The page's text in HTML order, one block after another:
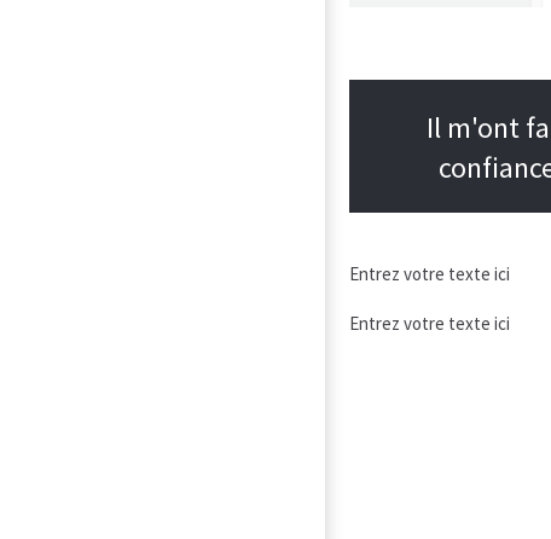
Il m'ont
Entrez votre texte ici
Entrez votre texte ici